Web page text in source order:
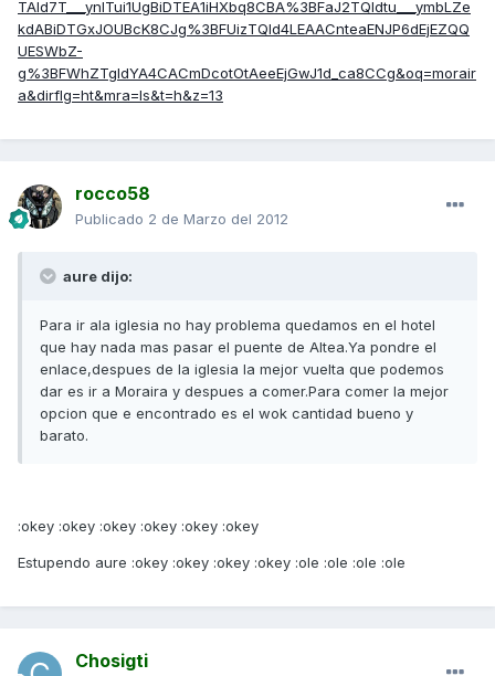
TAId7T___ynlTui1UgBiDTEA1iHXbq8CBA%3BFaJ2TQIdtu___ymbLZe
kdABiDTGxJOUBcK8CJg%3BFUizTQId4LEAACnteaENJP6dEjEZQQ
UESWbZ-
g%3BFWhZTgIdYA4CACmDcotOtAeeEjGwJ1d_ca8CCg&oq=morair
a&dirflg=ht&mra=ls&t=h&z=13
rocco58
Publicado 2 de Marzo del 2012
aure dijo:
Para ir ala iglesia no hay problema quedamos en el hotel
que hay nada mas pasar el puente de Altea.Ya pondre el
enlace,despues de la iglesia la mejor vuelta que podemos
dar es ir a Moraira y despues a comer.Para comer la mejor
opcion que e encontrado es el wok cantidad bueno y
barato.
:okey :okey :okey :okey :okey :okey
Estupendo aure :okey :okey :okey :okey :ole :ole :ole :ole
Chosigti